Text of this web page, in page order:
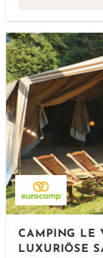
CAMPING LE
LUXURIÖSE